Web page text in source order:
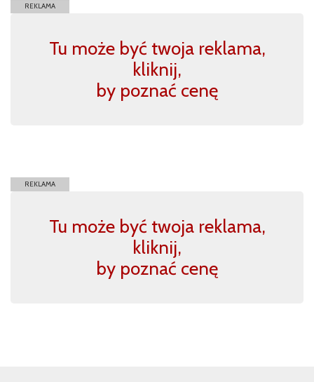
REKLAMA
Tu może być twoja reklama,
kliknij,
by poznać cenę
REKLAMA
Tu może być twoja reklama,
kliknij,
by poznać cenę